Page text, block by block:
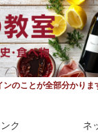
ンのことが全部分かりま
ク ネ